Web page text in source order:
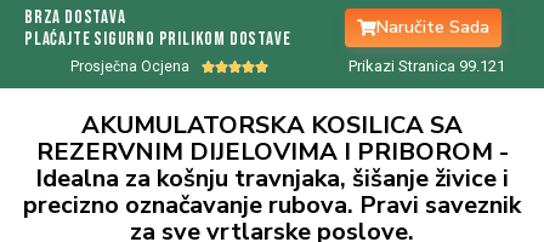
Brza Dostava
Plaćajte sigurno prilikom dostave
Naručite Sada
Prosječna Ocjena  Prikazi Stranica 99.122
AKUMULATORSKA KOSILICA SA
REZERVNIM DIJELOVIMA I PRIBOROM -
Idealna za košnju travnjaka, šišanje živice i
precizno označavanje rubova. Pravi saveznik
za sve vrtlarske poslove.